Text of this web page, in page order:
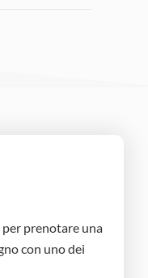
prenotare una
con uno dei